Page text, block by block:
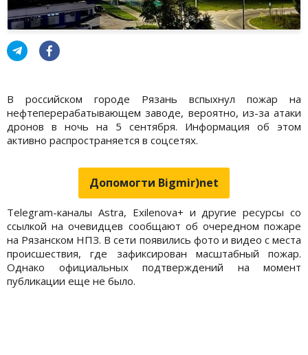
В российском городе Рязань вспыхнул пожар на
нефтеперерабатывающем заводе, вероятно, из-за атаки
дронов в ночь на 5 сентября. Информация об этом
активно распространяется в соцсетях.
Допомогти Bigmir)net
Telegram-каналы Astra, Exilenova+ и другие ресурсы со
ссылкой на очевидцев сообщают об очередном пожаре
на Рязанском НПЗ. В сети появились фото и видео с места
происшествия, где зафиксирован масштабный пожар.
Однако официальных подтверждений на момент
публикации еще не было.